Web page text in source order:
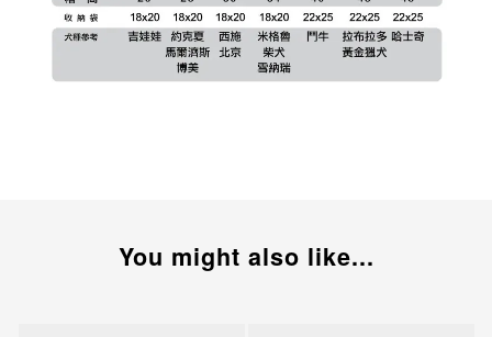
You might also like...